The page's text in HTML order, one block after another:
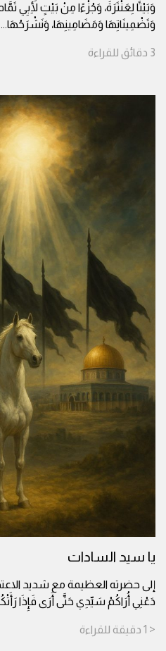
وَبَيْتًا لِعَنْتَرَةَ، وَجُزْءًا مِنْ بَيْتٍ لِأَبِي
وَتَضْمِينَاتِهَا وَمَضَامِينِهَا، وَنَشْرَحُهَا...
3 دقائق للقراءة
يا سيد السادات
إلى حضرته العظيمة مع شديد
دَعْنِي أُرَاكُمْ سَيِّدِي حَتَّى أَرَى فَإِذَا
< 1 دقيقة للقراءة